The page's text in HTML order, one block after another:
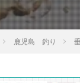
鹿児島 釣り